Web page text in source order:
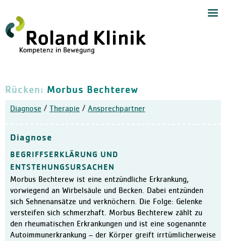
Rücken: Morbus Bechterew
Diagnose / Therapie / Ansprechpartner
Diagnose
BEGRIFFSERKLÄRUNG UND
ENTSTEHUNGSURSACHEN
Morbus Bechterew ist eine entzündliche Erkrankung,
vorwiegend an Wirbelsäule und Becken. Dabei entzünden
sich Sehnenansätze und verknöchern. Die Folge: Gelenke
versteifen sich schmerzhaft. Morbus Bechterew zählt zu
den rheumatischen Erkrankungen und ist eine sogenannte
Autoimmunerkrankung – der Körper greift irrtümlicherweise
Start
Zentrum für
Anästhesiologie und
Ambulantes Zentrum
Physiotherapie